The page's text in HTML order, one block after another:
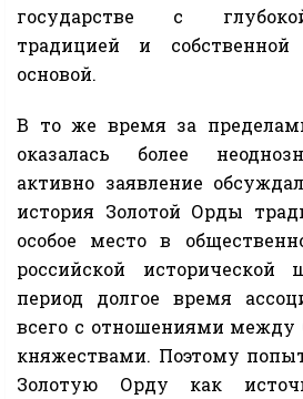
государстве с
традицией и собственной
основой.
В то же время за
оказалась более
активно заявление
история Золотой Орды
особое место в
российской исторической
период долгое время
всего с отношениями
княжествами. Поэтому
Золотую Орду как